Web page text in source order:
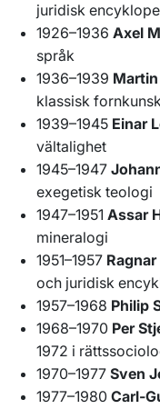
juridisk
1926–1936 Axel
språk
1936–1939
klassisk
1939–1945 Einar
vältalighet
1945–1947
exegetisk teologi
1947–1951 Assar
mineralogi
1951–1957
och juridisk
1957–1968 Philip
1968–1970 Per
1972 i
1970–1977 Sven
1977–1980 Carl-